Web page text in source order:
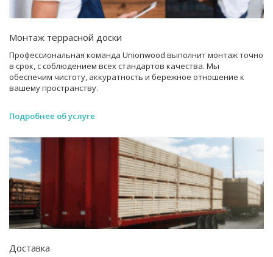
Монтаж террасной доски
Профессиональная команда Unionwood выполнит монтаж точно
в срок, с соблюдением всех стандартов качества. Мы
обеспечим чистоту, аккуратность и бережное отношение к
вашему пространству.
Подробнее об услуге
Доставка